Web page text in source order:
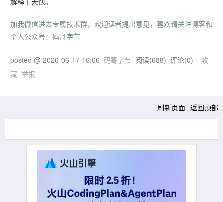
加我微信进去专属技术群，欢迎读者提出意见，喜欢请关注博客和
个人公众号：码哥字节
posted @ 2026-06-17 16:06 码哥字节 阅读(688) 评论(0) 收
藏 举报
刷新页面 返回顶部